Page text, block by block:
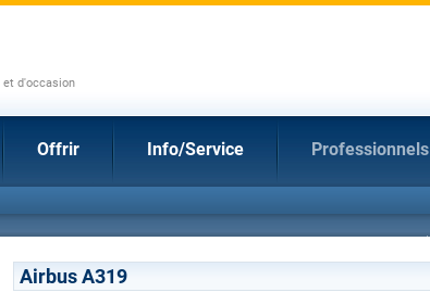
et d'occasion
Offrir Info/Service Professionnels
Airbus A319